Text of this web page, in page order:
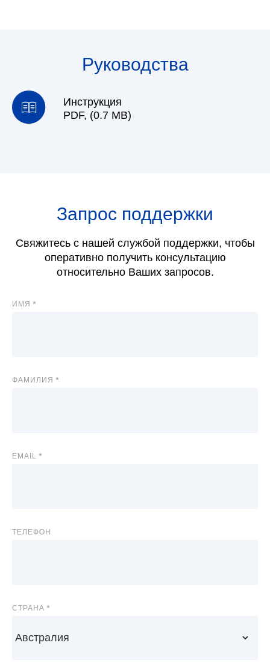
Руководства
Инструкция
PDF, (0.7 MB)
Запрос поддержки
Свяжитесь с нашей службой поддержки, чтобы
оперативно получить консультацию
относительно Ваших запросов.
ИМЯ
ФАМИЛИЯ
EMAIL
ТЕЛЕФОН
СТРАНА